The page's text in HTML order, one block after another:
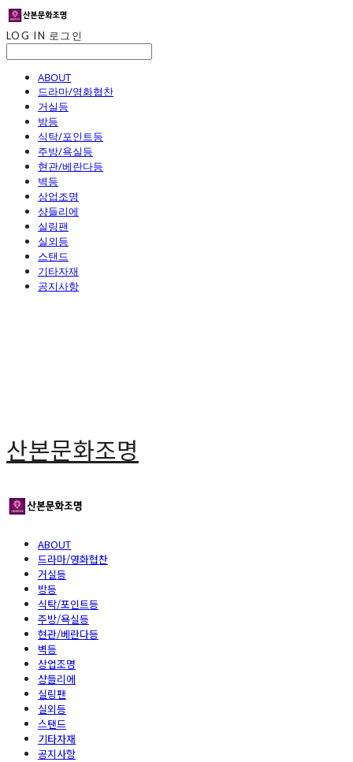
LOG IN 로그인
ABOUT
드라마/영화협찬
거실등
방등
식탁/포인트등
주방/욕실등
현관/베란다등
벽등
상업조명
샹들리에
실링팬
실외등
스탠드
기타자재
공지사항
산본문화조명
ABOUT
드라마/영화협찬
거실등
방등
식탁/포인트등
주방/욕실등
현관/베란다등
벽등
상업조명
샹들리에
실링팬
실외등
스탠드
기타자재
공지사항